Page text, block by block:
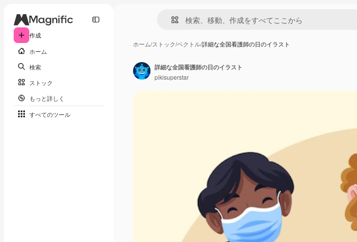
作成
ホーム
検索
ストック
もっと詳しく
すべてのツール
ホーム/ストック/ベクトル/詳細な全国看護師の日のイラスト
詳細な全国看護師の日のイラスト
pikisuperstar